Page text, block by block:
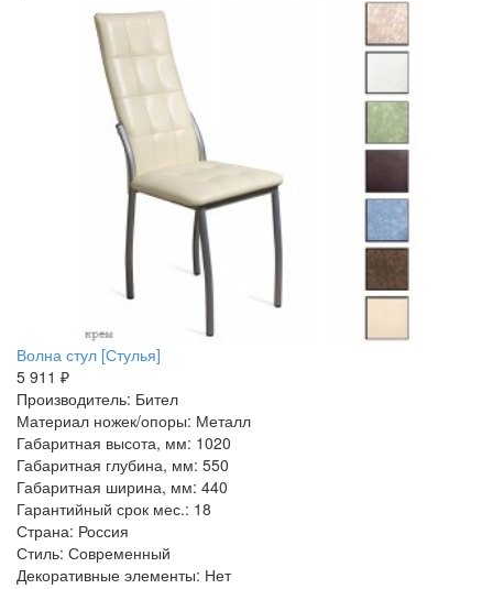
Волна стул [Стулья]
5 911 ₽
Производитель: Бител
Материал ножек/опоры: Металл
Габаритная высота, мм: 1020
Габаритная глубина, мм: 550
Габаритная ширина, мм: 440
Гарантийный срок мес.: 18
Страна: Россия
Стиль: Современный
Декоративные элементы: Нет